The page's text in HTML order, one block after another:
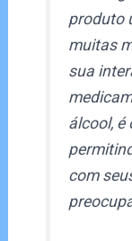
produto
muitas
sua
álcool, é
com